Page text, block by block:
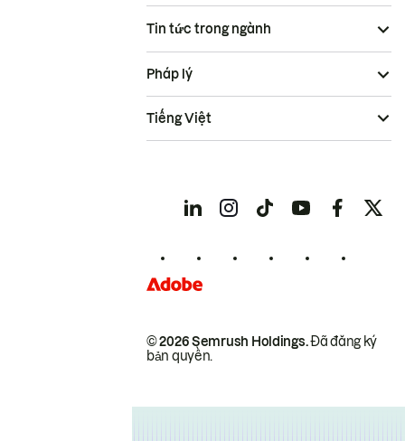
Tin tức trong ngành
© 2026 Semrush Holdings.Đã đăng ký
bản quyền.
Pháp lý
Tiếng Việt